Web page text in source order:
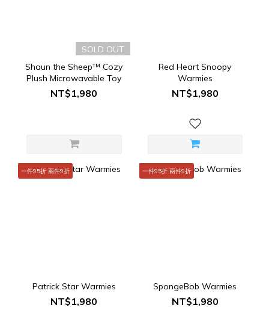
SOLD OUT
Shaun the Sheep™ Cozy
Plush Microwavable Toy
NT$1,980
Red Heart Snoopy
Warmies
NT$1,980
一件95折 兩件9折
Patrick Star Warmies
NT$1,980
一件95折 兩件9折
SpongeBob Warmies
NT$1,980